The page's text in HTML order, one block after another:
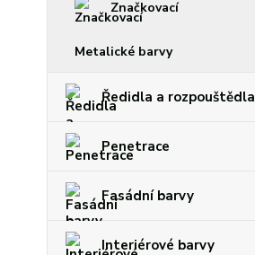
Značkovací
Metalické barvy
Ředidla a rozpouštědla
Penetrace
Fasádní barvy
Interiérové barvy